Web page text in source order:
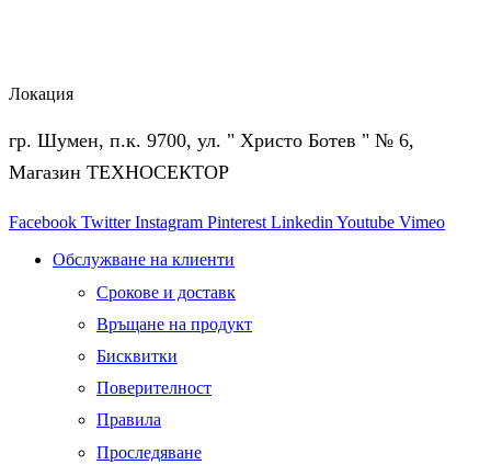
Локация
гр. Шумен, п.к. 9700, ул. " Христо Ботев " № 6,
Магазин ТЕХНОСЕКТОР
Facebook Twitter Instagram Pinterest LinkedinYoutube Vimeo
Обслужване на клиенти
Срокове и доставк
Връщане на продукт
Бисквитки
Поверителност
Правила
Проследяване